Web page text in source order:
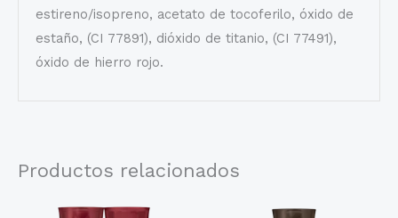
estireno/isopreno, acetato de tocoferilo, óxido de
estaño, (CI 77891), dióxido de titanio, (CI 77491),
óxido de hierro rojo.
Productos relacionados